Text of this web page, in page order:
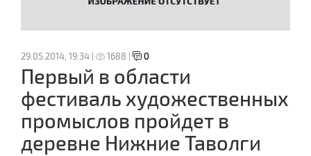
29.05.2014, 19:34 | 1688 | 0
Первый в области
фестиваль художественных
промыслов пройдет в
деревне Нижние Таволги